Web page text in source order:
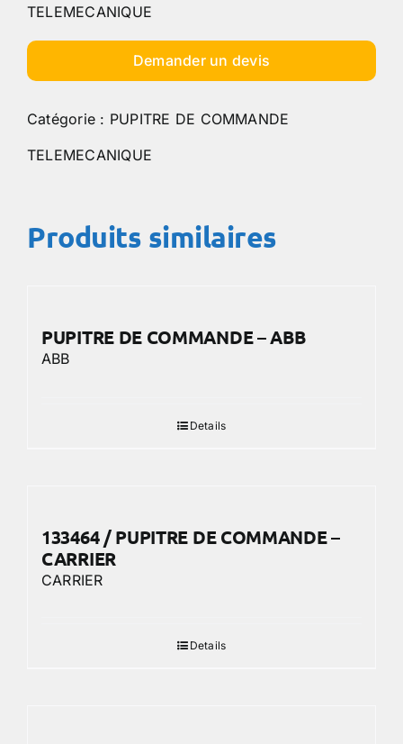
TELEMECANIQUE
Demander un devis
Catégorie : PUPITRE DE COMMANDE
TELEMECANIQUE
Produits similaires
PUPITRE DE COMMANDE – ABB
ABB
Details
133464 / PUPITRE DE COMMANDE –
CARRIER
CARRIER
Details